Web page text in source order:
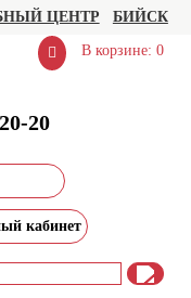
ЦЕНТР БИЙСК
В корзине: 0
20
кабинет
аминотрансфераза,
Щелочная